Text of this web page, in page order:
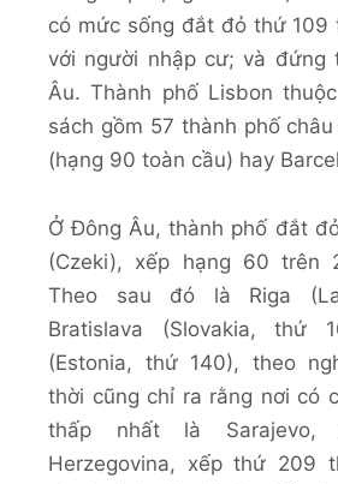
có mức sống đắt đỏ thứ 109
với người nhập cư; và đứng
Âu. Thành phố Lisbon
sách gồm 57 thành phố
(hạng 90 toàn cầu) hay
Ở Đông Âu, thành phố đắt
(Czeki), xếp hạng 60 trên
Theo sau đó là Riga
Bratislava (Slovakia, thứ
(Estonia, thứ 140), theo
thời cũng chỉ ra rằng nơi có
thấp nhất là Sarajevo,
Herzegovina, xếp thứ 209